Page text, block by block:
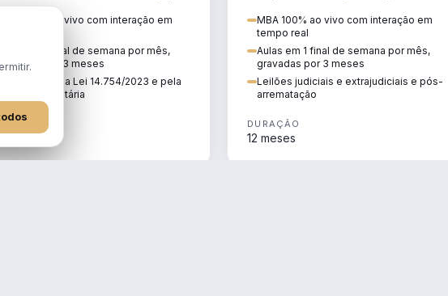
e offshore sob a Lei
2023 e a Reforma Tributária.
MBA 100% ao vivo com interação em
em 1 final de semana por mês,
por 3 meses
Atualizado pela Lei 14.754/2023 e pela
Reforma Tributária
meses
alienação fiduciária e pós-
arrematação.
MBA 100% ao vivo com interação em
tempo real
Aulas em 1 final de semana por mês,
gravadas por 3 meses
Leilões judiciais e extrajudiciais e pós-
arrematação
DURAÇÃO
12 meses